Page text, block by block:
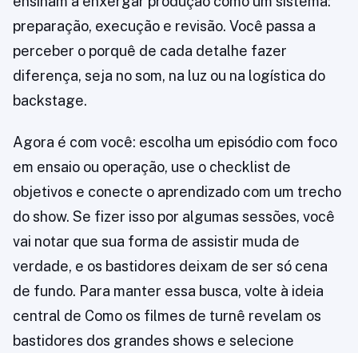
preparação, execução e revisão. Você passa a
perceber o porquê de cada detalhe fazer
diferença, seja no som, na luz ou na logística do
backstage.
Agora é com você: escolha um episódio com foco
em ensaio ou operação, use o checklist de
objetivos e conecte o aprendizado com um trecho
do show. Se fizer isso por algumas sessões, você
vai notar que sua forma de assistir muda de
verdade, e os bastidores deixam de ser só cena
de fundo. Para manter essa busca, volte à ideia
central de Como os filmes de turnê revelam os
bastidores dos grandes shows e selecione